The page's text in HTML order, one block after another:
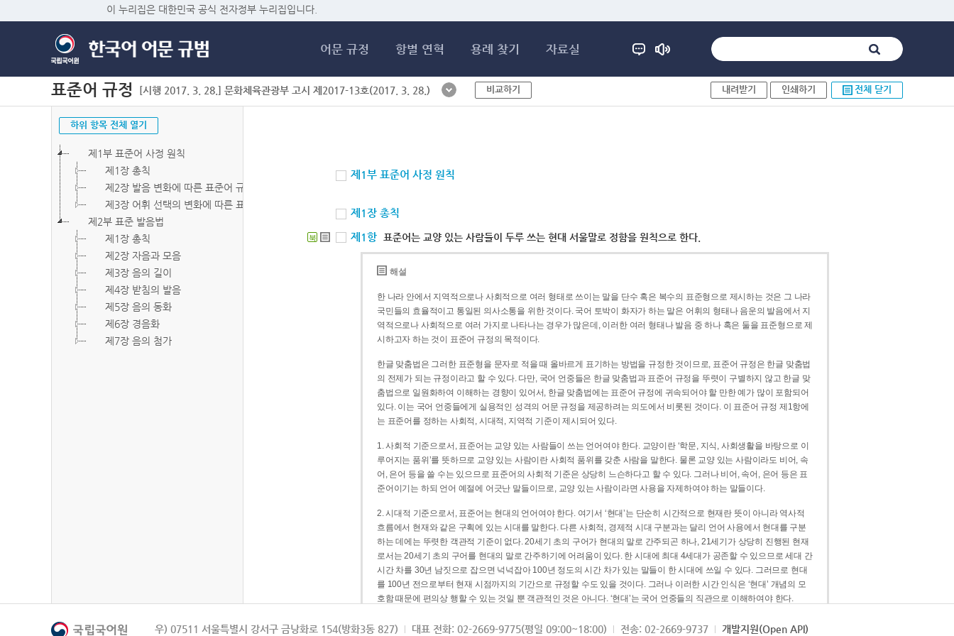
이 누리집은 대한민국 공식 전자정부 누리집입니다.
어문 규정 항별 연혁 용례 찾기 자료실
표준어 규정 [시행 2017. 3. 28.] 문화체육관광부 고시 제2017-13호(2017. 3. 28.) 비교하기 내려받기 인쇄하기 전체 닫기
하위 항목 전체 열기
제1부 표준어 사정 원칙
제1장 총칙
제2장 발음 변화에 따른 표준어 규정
제3장 어휘 선택의 변화에 따른 표준어 규정
제2부 표준 발음법
제1장 총칙
제2장 자음과 모음
제3장 음의 길이
제4장 받침의 발음
제5장 음의 동화
제6장 경음화
제7장 음의 첨가
제1부 표준어 사정 원칙
제1장 총칙
북 제1항 표준어는 교양 있는 사람들이 두루 쓰는 현대 서울말로 정함을 원칙으로 한다.
해설
한 나라 안에서 지역적으로나 사회적으로 여러 형태로 쓰이는 말을 단수 혹은 복수의 표준형으로 제시하는 것은 그 나라
국민들의 효율적이고 통일된 의사소통을 위한 것이다. 국어 토박이 화자가 하는 말은 어휘의 형태나 음운의 발음에서 지
역적으로나 사회적으로 여러 가지로 나타나는 경우가 많은데, 이러한 여러 형태나 발음 중 하나 혹은 둘을 표준형으로 제
시하고자 하는 것이 표준어 규정의 목적이다.
한글 맞춤법은 그러한 표준형을 문자로 적을 때 올바르게 표기하는 방법을 규정한 것이므로, 표준어 규정은 한글 맞춤법
의 전제가 되는 규정이라고 할 수 있다. 다만, 국어 언중들은 한글 맞춤법과 표준어 규정을 뚜렷이 구별하지 않고 한글 맞
춤법으로 일원화하여 이해하는 경향이 있어서, 한글 맞춤법에는 표준어 규정에 귀속되어야 할 만한 예가 많이 포함되어
있다. 이는 국어 언중들에게 실용적인 성격의 어문 규정을 제공하려는 의도에서 비롯된 것이다. 이 표준어 규정 제1항에
는 표준어를 정하는 사회적, 시대적, 지역적 기준이 제시되어 있다.
1. 사회적 기준으로서, 표준어는 교양 있는 사람들이 쓰는 언어여야 한다. 교양이란 ‘학문, 지식, 사회생활을 바탕으로 이
루어지는 품위’를 뜻하므로 교양 있는 사람이란 사회적 품위를 갖춘 사람을 말한다. 물론 교양 있는 사람이라도 비어, 속
어, 은어 등을 쓸 수는 있으므로 표준어의 사회적 기준은 상당히 느슨하다고 할 수 있다. 그러나 비어, 속어, 은어 등은 표
준어이기는 하되 언어 예절에 어긋난 말들이므로, 교양 있는 사람이라면 사용을 자제하여야 하는 말들이다.
2. 시대적 기준으로서, 표준어는 현대의 언어여야 한다. 여기서 ‘현대’는 단순히 시간적으로 현재란 뜻이 아니라 역사적
흐름에서 현재와 같은 구획에 있는 시대를 말한다. 다른 사회적, 경제적 시대 구분과는 달리 언어 사용에서 현대를 구분
하는 데에는 뚜렷한 객관적 기준이 없다. 20세기 초의 구어가 현대의 말로 간주되곤 하나, 21세기가 상당히 진행된 현재
로서는 20세기 초의 구어를 현대의 말로 간주하기에 어려움이 있다. 한 시대에 최대 4세대가 공존할 수 있으므로 세대 간
시간 차를 30년 남짓으로 잡으면 넉넉잡아 100년 정도의 시간 차가 있는 말들이 한 시대에 쓰일 수 있다. 그러므로 현대
를 100년 전으로부터 현재 시점까지의 기간으로 규정할 수도 있을 것이다. 그러나 이러한 시간 인식은 ‘현대’ 개념의 모
호함 때문에 편의상 행할 수 있는 것일 뿐 객관적인 것은 아니다. ‘현대’는 국어 언중들의 직관으로 이해하여야 한다.
3. 지역적 기준으로서, 표준어는 서울말이어야 한다. 이는 표준어의 공용어적 성격을 가장 크게 드러내 주는 기준이다.
우) 07511 서울특별시 강서구 금낭화로 154(방화3동 827) 대표 전화: 02-2669-9775(평일 09:00~18:00) 전송: 02-2669-9737 개발지원(Open API)